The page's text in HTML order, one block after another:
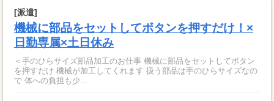
[派遣]
機械に部品をセットしてボタンを押すだけ！×
日勤専属×土日休み
＜手のひらサイズ部品加工のお仕事 機械に部品をセットしてボタン
を押すだけ 機械が加工してくれます 扱う部品は手のひらサイズなの
で 体への負担も少...